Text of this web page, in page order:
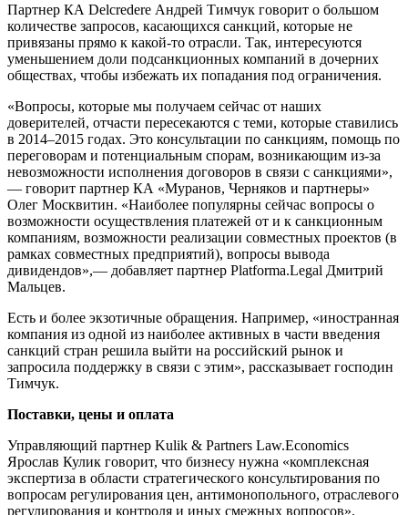
Партнер КА Delcredere Андрей Тимчук говорит о большом
количестве запросов, касающихся санкций, которые не
привязаны прямо к какой-то отрасли. Так, интересуются
уменьшением доли подсанкционных компаний в дочерних
обществах, чтобы избежать их попадания под ограничения.
«Вопросы, которые мы получаем сейчас от наших
доверителей, отчасти пересекаются с теми, которые ставились
в 2014–2015 годах. Это консультации по санкциям, помощь по
переговорам и потенциальным спорам, возникающим из-за
невозможности исполнения договоров в связи с санкциями»,
— говорит партнер КА «Муранов, Черняков и партнеры»
Олег Москвитин. «Наиболее популярны сейчас вопросы о
возможности осуществления платежей от и к санкционным
компаниям, возможности реализации совместных проектов (в
рамках совместных предприятий), вопросы вывода
дивидендов»,— добавляет партнер Platforma.Legal Дмитрий
Мальцев.
Есть и более экзотичные обращения. Например, «иностранная
компания из одной из наиболее активных в части введения
санкций стран решила выйти на российский рынок и
запросила поддержку в связи с этим», рассказывает господин
Тимчук.
Поставки, цены и оплата
Управляющий партнер Kulik & Partners Law.Economics
Ярослав Кулик говорит, что бизнесу нужна «комплексная
экспертиза в области стратегического консультирования по
вопросам регулирования цен, антимонопольного, отраслевого
регулирования и контроля и иных смежных вопросов».